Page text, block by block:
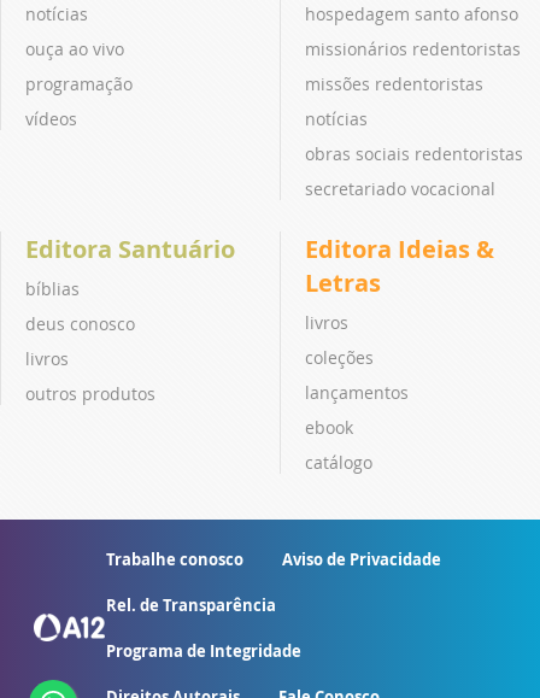
notícias
ouça ao vivo
programação
vídeos
hospedagem santo afonso
missionários redentoristas
missões redentoristas
notícias
obras sociais redentoristas
secretariado vocacional
Editora Santuário
bíblias
deus conosco
livros
outros produtos
Editora Ideias &
Letras
livros
coleções
lançamentos
ebook
catálogo
Trabalhe conosco Aviso de Privacidade
Rel. de Transparência
Programa de Integridade